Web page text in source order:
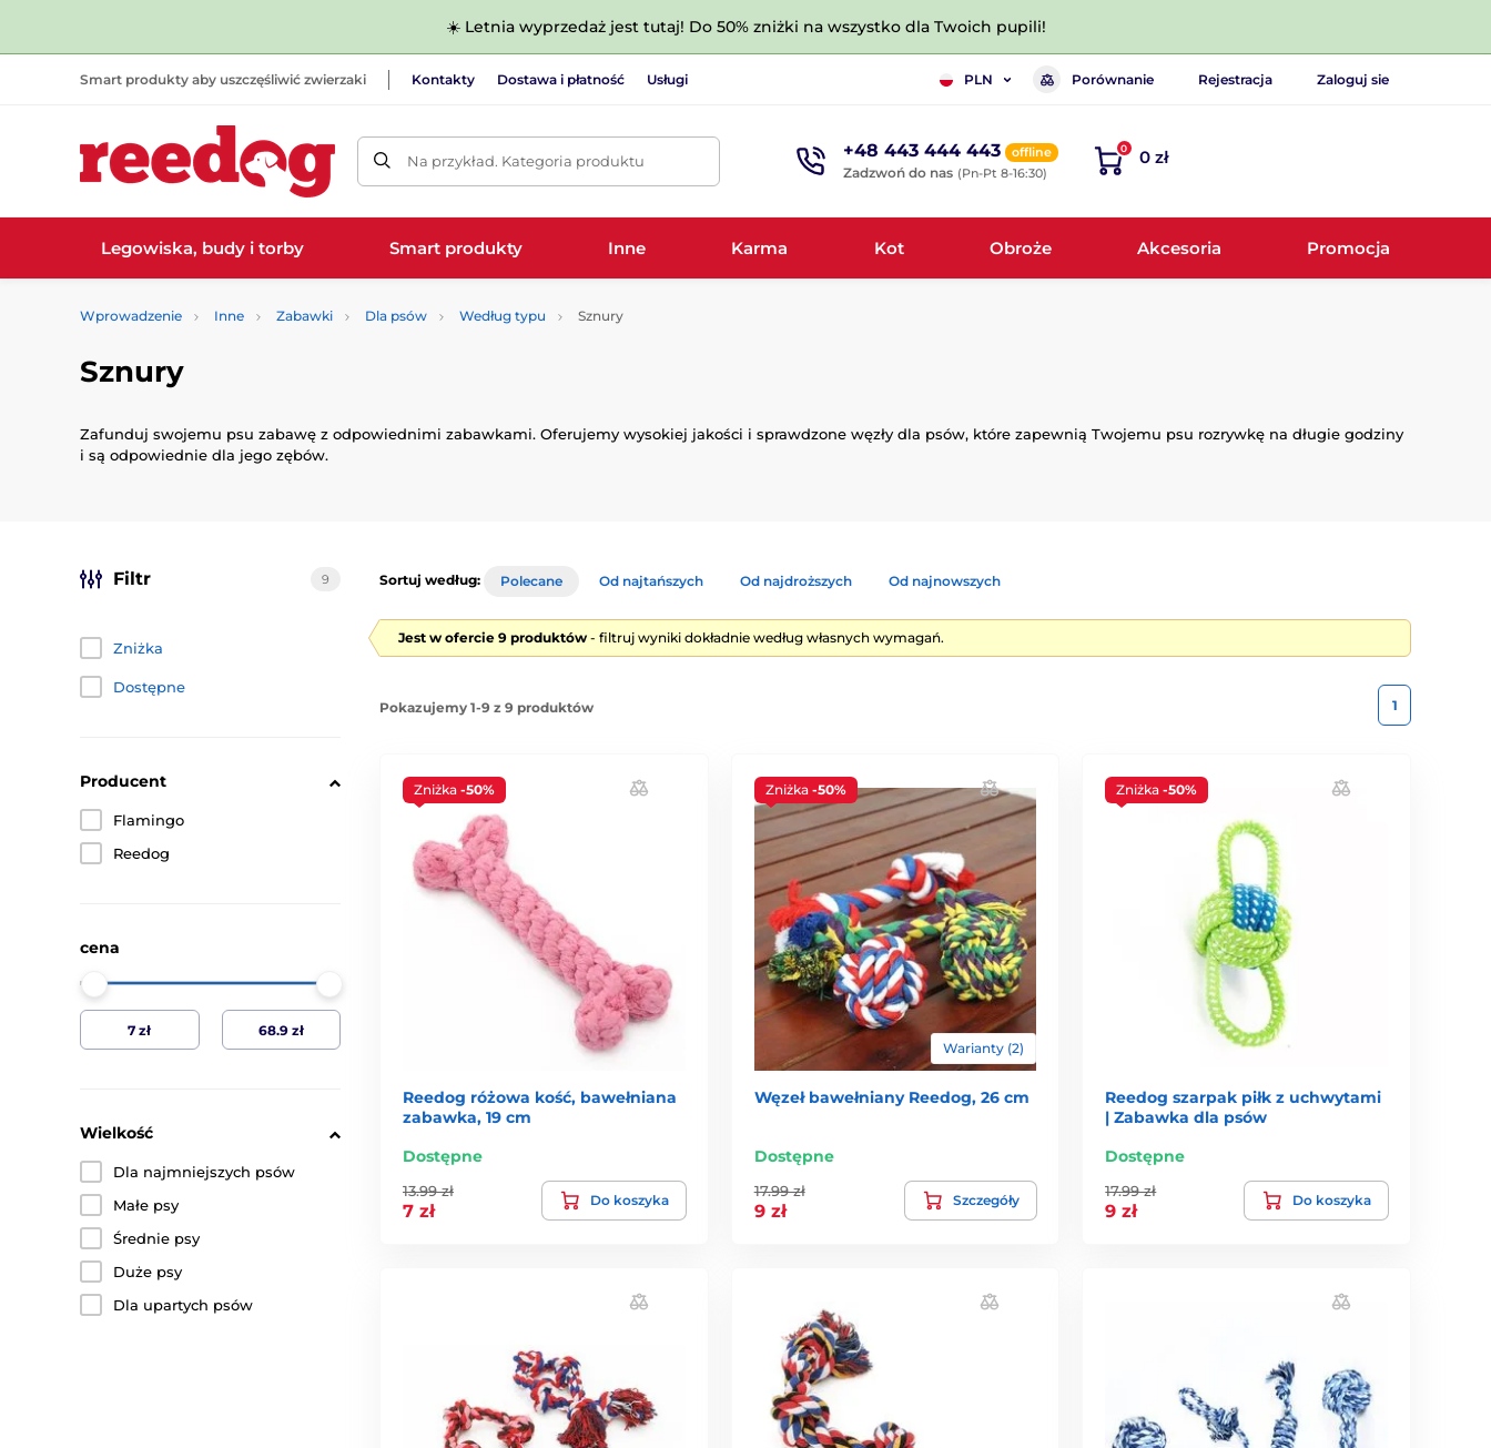
☀️ Letnia wyprzedaż jest tutaj! Do 50% zniżki na wszystko dla Twoich pupili!
Smart produkty aby uszczęśliwić zwierzaki Kontakty Dostawa i płatność Usługi PLN Porównanie Rejestracja Zaloguj sie
Na przykład. Kategoria produktu +48 443 444 443 offline
Zadzwoń do nas (Pn-Pt 8-16:30)
0 0 zł
Legowiska, budy i torby Smart produkty Inne Karma Kot Obroże Akcesoria Promocja
Wprowadzenie Inne Zabawki Dla psów Według typu Sznury
Sznury
Zafunduj swojemu psu zabawę z odpowiednimi zabawkami. Oferujemy wysokiej jakości i sprawdzone węzły dla psów, które zapewnią Twojemu psu rozrywkę na długie godziny
i są odpowiednie dla jego zębów.
Filtr 9
Zniżka
Dostępne
Producent
Flamingo
Reedog
cena
Wielkość
Dla najmniejszych psów
Małe psy
Średnie psy
Duże psy
Dla upartych psów
Sortuj według: Polecane Od najtańszych Od najdroższych Od najnowszych
Jest w ofercie 9 produktów - filtruj wyniki dokładnie według własnych wymagań.
Pokazujemy 1-9 z 9 produktów 1
Zniżka -50%
Reedog różowa kość, bawełniana
zabawka, 19 cm
Dostępne
13.99 zł
7 zł
Do koszyka
Zniżka -50%
Warianty (2)
Węzeł bawełniany Reedog, 26 cm
Dostępne
17.99 zł
9 zł
Szczegóły
Zniżka-50%
Reedog szarpak piłk z uchwytami
| Zabawka dla psów
Dostępne
17.99 zł
9 zł
Do koszyka